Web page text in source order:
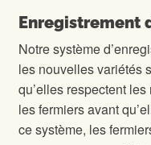
Enregistrement
Notre système
les nouvelles variétés
qu’elles respectent
les fermiers avant
ce système, les